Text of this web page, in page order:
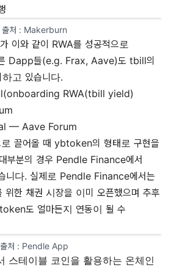
출처 : Makerburn
이와 같이 RWA를 성공적으로
Dapp들(e.g. Frax, Aave)도 tbill의
고 있습니다.
RWA(tbill yield)
— Aave Forum
끌어올 때 ybtoken의 형태로 구현을
부분의 경우 Pendle Finance에서
니다. 실제로 Pendle Finance에서는
한 채권 시장을 이미 오픈했으며 추후
도 얼마든지 연동이 될 수
출처 : Pendle App
스테이블 코인을 활용하는 온체인